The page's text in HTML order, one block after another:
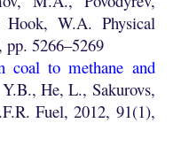
W.A. Physical
5266–5269
coal to methane and
Y.B.,He, L., Sakurovs,
Fuel, 2012, 91(1),